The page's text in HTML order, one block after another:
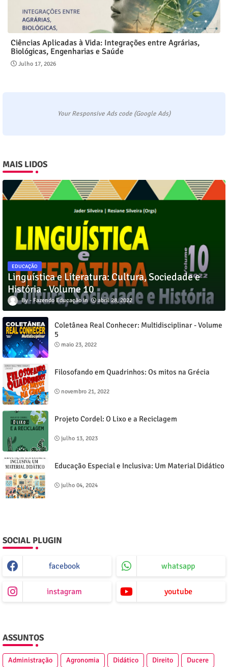
Ciências Aplicadas à Vida: Integrações entre Agrárias,
Biológicas, Engenharias e Saúde
Julho 17, 2026
Your Responsive Ads code (Google Ads)
MAIS LIDOS
EDUCAÇÃO
Linguística e Literatura: Cultura, Sociedade e
História - Volume 10
Fazendo Educação abril 28, 2022
Coletânea Real Conhecer: Multidisciplinar - Volume
5
maio 23, 2022
Filosofando em Quadrinhos: Os mitos na Grécia
novembro 21, 2022
Projeto Cordel: O Lixo e a Reciclagem
julho 13, 2023
Educação Especial e Inclusiva: Um Material Didático
julho 04, 2024
SOCIAL PLUGIN
facebook whatsapp
instagram youtube
ASSUNTOS
Administração Agronomia Didático Direito Ducere